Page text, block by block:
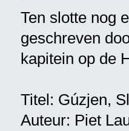
Ten slotte nog
geschreven
kapitein op de
Titel: Gúzjen,
Auteur: Piet